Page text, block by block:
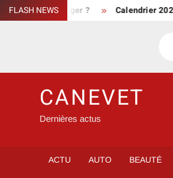
Skip
to
FLASH NEWS
bien le protéger ? Calendrier
CANEVET
Dernières actus
ACTU AUTO BEAUTÉ